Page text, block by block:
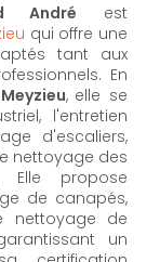
André est
qui offre une
tant aux
En
, elle se
l'entretien
d'escaliers,
nettoyage des
Elle propose
de canapés,
nettoyage de
un